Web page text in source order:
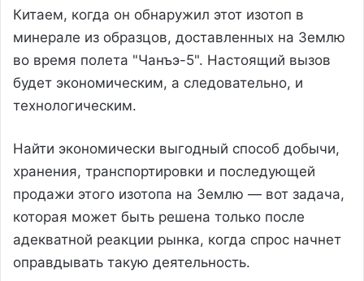
Китаем, когда он обнаружил этот изотоп в
минерале из образцов, доставленных на Землю
во время полета "Чанъэ-5". Настоящий вызов
будет экономическим, а следовательно, и
технологическим.
Найти экономически выгодный способ добычи,
хранения, транспортировки и последующей
продажи этого изотопа на Землю — вот задача,
которая может быть решена только после
адекватной реакции рынка, когда спрос начнет
оправдывать такую деятельность.